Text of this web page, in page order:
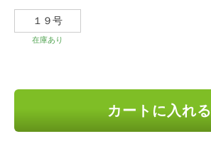
１９号
在庫あり
カートに入れる